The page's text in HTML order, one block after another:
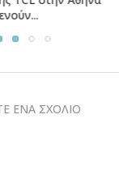
για...
ΕΝΑ ΣΧΟΛΙΟ